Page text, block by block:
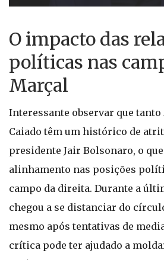
O impacto das
políticas nas
Marçal
Interessante observar que
Caiado têm um histórico de
presidente Jair Bolsonaro, o
alinhamento nas posições
campo da direita. Durante a
chegou a se distanciar do
mesmo após tentativas de
crítica pode ter ajudado a